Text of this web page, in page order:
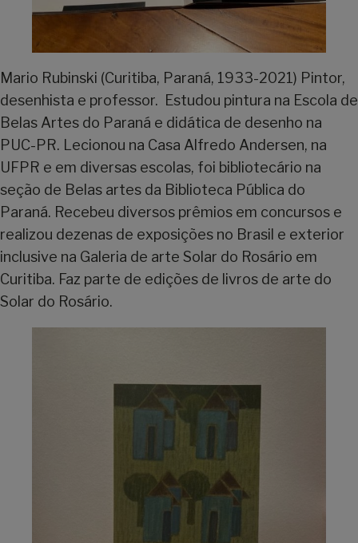
Mario Rubinski (Curitiba, Paraná, 1933-2021) Pintor,
desenhista e professor. Estudou pintura na Escola de
Belas Artes do Paraná e didática de desenho na
PUC-PR. Lecionou na Casa Alfredo Andersen, na
UFPR e em diversas escolas, foi bibliotecário na
seção de Belas artes da Biblioteca Pública do
Paraná. Recebeu diversos prêmios em concursos e
realizou dezenas de exposições no Brasil e exterior
inclusive na Galeria de arte Solar do Rosário em
Curitiba. Faz parte de edições de livros de arte do
Solar do Rosário.